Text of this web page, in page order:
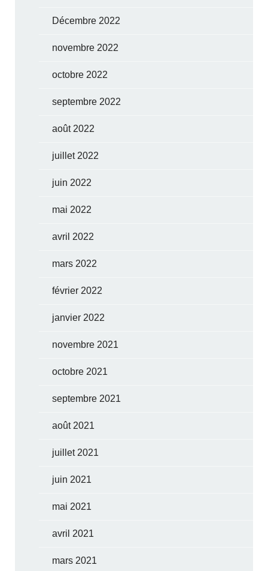
Décembre 2022
novembre 2022
octobre 2022
septembre 2022
août 2022
juillet 2022
juin 2022
mai 2022
avril 2022
mars 2022
février 2022
janvier 2022
novembre 2021
octobre 2021
septembre 2021
août 2021
juillet 2021
juin 2021
mai 2021
avril 2021
mars 2021